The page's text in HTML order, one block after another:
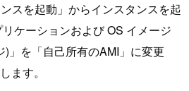
スを起動」からインスタンスを起
ケーションおよび OS イメージ
」を「自己所有のAMI」に変更
ます。